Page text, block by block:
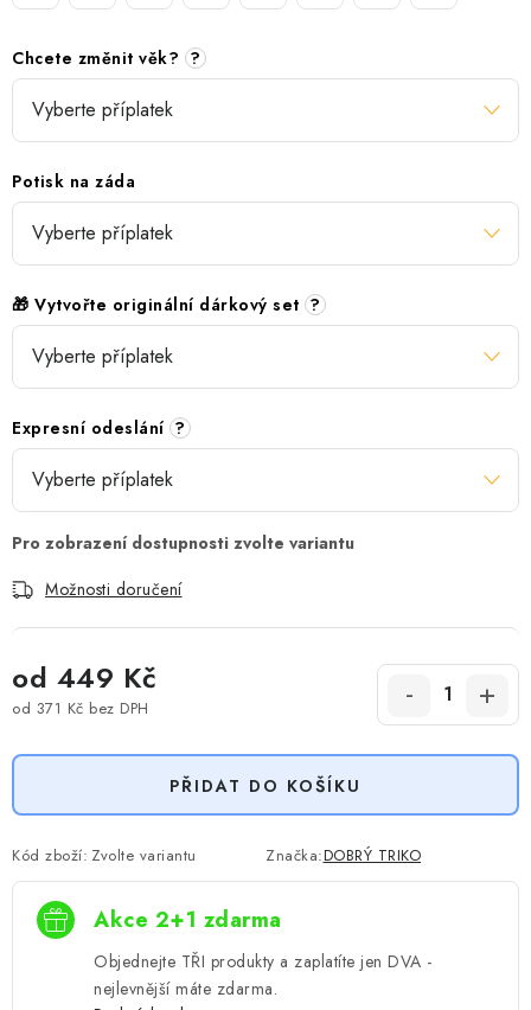
Chcete změnit věk? ?
Potisk na záda
🎁 Vytvořte originální dárkový set ?
Expresní odeslání ?
Možnosti doručení
od 449 Kč
od 371 Kč bez DPH
PŘIDAT DO KOŠÍKU
Kód zboží: Zvolte variantu Značka:DOBRÝ TRIKO
Akce 2+1 zdarma
Objednejte TŘI produkty a zaplatíte jen DVA -
nejlevnější máte zdarma.